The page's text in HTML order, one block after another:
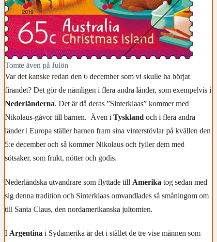
Tomte även på Julön
Var det kanske redan den 6 december som vi skulle ha börjat
firandet? Det gör de nämligen i flera andra länder, som exempelvis i
Nederländerna. Det är då deras ”Sinterklaas” kommer med
Nikolaus-gåvor till barnen. Även i Tyskland och i flera andra
länder i Europa ställer barnen fram sina vinterstövlar på kvällen den
5:e december och så kommer Nikolaus och fyller dem med
sötsaker, som frukt, nötter och godis.
Nederländska utvandrare som flyttade till Amerika tog sedan med
sig denna tradition och Sinterklaas omvandlades så småningom om
till Santa Claus, den nordamerikanska jultomten.
I Argentina i Sydamerika är det i stället de tre vise männen som